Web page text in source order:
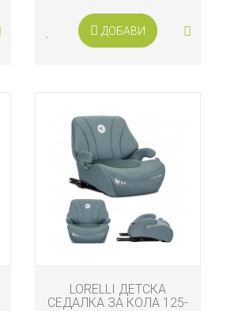
ДОБАВИ
LORELLI ДЕТСКА
СЕДАЛКА ЗА КОЛА 125-